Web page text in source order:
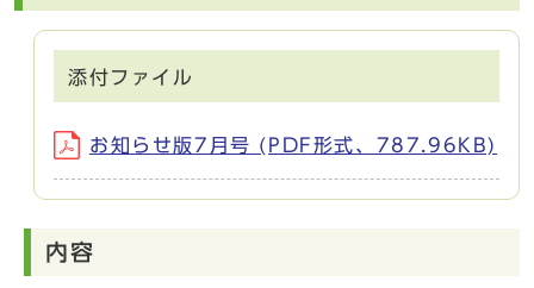
添付ファイル
お知らせ版7月号 (PDF形式、787.96KB)
内容